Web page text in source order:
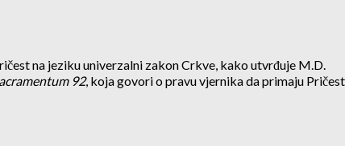
na jeziku univerzalni zakon Crkve, kako utvrđuje M.D.
92, koja govori o pravu vjernika da primaju Pričest